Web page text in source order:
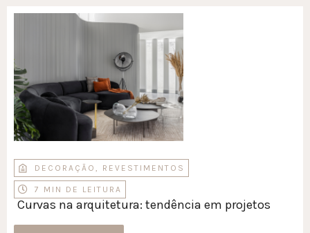
DECORAÇÃO , REVESTIMENTOS
7 MIN DE LEITURA
Curvas na arquitetura: tendência em projetos